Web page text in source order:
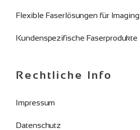
Flexible Faserlösungen für Imaging
Kundenspezifische Faserprodukte
Rechtliche Info
Impressum
Datenschutz